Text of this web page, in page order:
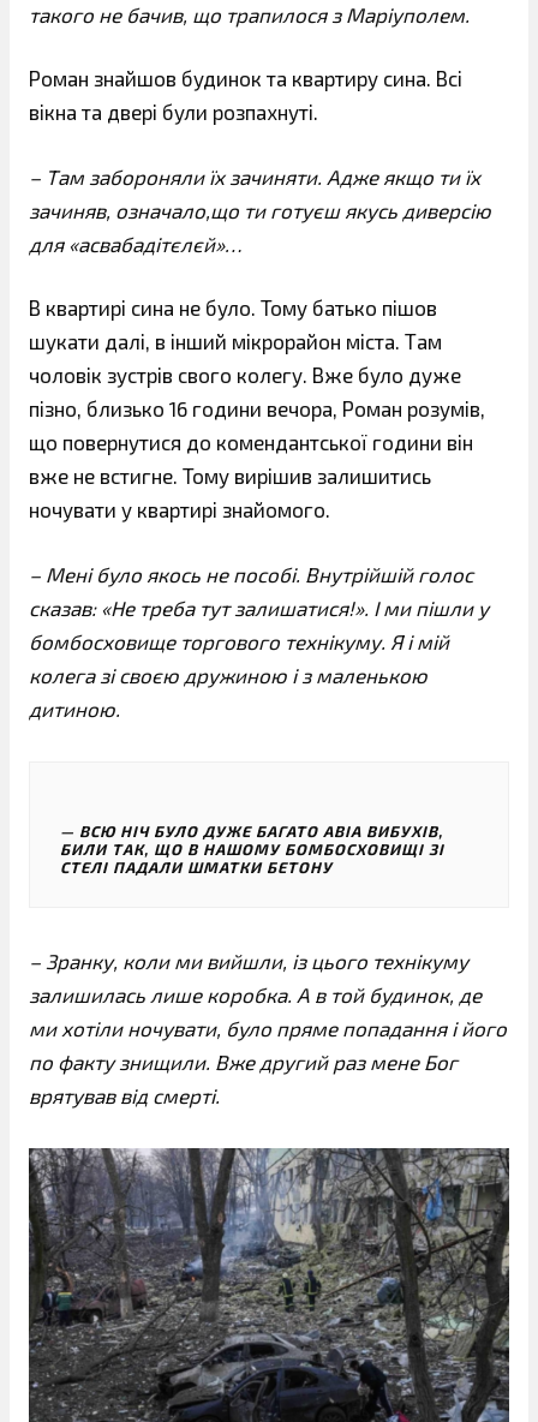
такого не бачив, що трапилося з Маріуполем.
Роман знайшов будинок та квартиру сина. Всі
вікна та двері були розпахнуті.
– Там забороняли їх зачиняти. Адже якщо ти їх
зачиняв, означало,що ти готуєш якусь диверсію
для «асвабадітєлєй»…
В квартирі сина не було. Тому батько пішов
шукати далі, в інший мікрорайон міста. Там
чоловік зустрів свого колегу. Вже було дуже
пізно, близько 16 години вечора, Роман розумів,
що повернутися до комендантської години він
вже не встигне. Тому вирішив залишитись
ночувати у квартирі знайомого.
– Мені було якось не пособі. Внутрійшій голос
сказав: «Не треба тут залишатися!». І ми пішли у
бомбосховище торгового технікуму. Я і мій
колега зі своєю дружиною і з маленькою
дитиною.
ВСЮ НІЧ БУЛО ДУЖЕ БАГАТО АВІА ВИБУХІВ,
БИЛИ ТАК, ЩО В НАШОМУ БОМБОСХОВИЩІ ЗІ
СТЕЛІ ПАДАЛИ ШМАТКИ БЕТОНУ
– Зранку, коли ми вийшли, із цього технікуму
залишилась лише коробка. А в той будинок, де
ми хотіли ночувати, було пряме попадання і його
по факту знищили. Вже другий раз мене Бог
врятував від смерті.